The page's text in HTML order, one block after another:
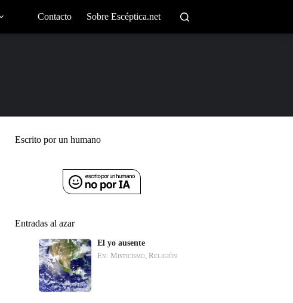
Contacto Sobre Escéptica.net
Escrito por un humano
Entradas al azar
El yo ausente
En: Misticismo, Religión